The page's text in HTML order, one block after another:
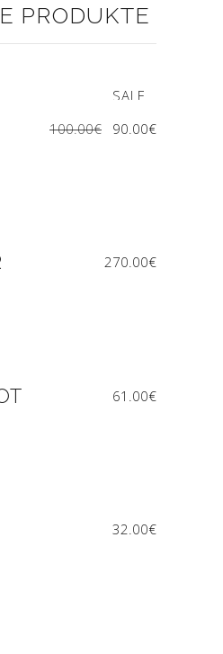
PRODUKTE
SALE
100.00€ Ursprünglicher
Preis
90.00€Aktueller
Preis
270.00€
61.00€
32.00€